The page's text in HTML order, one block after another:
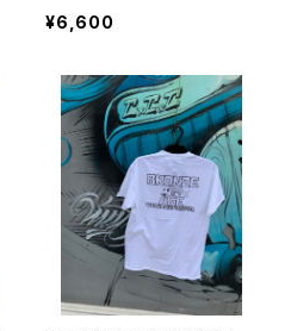
SA ロングスリーブTシャツ
¥6,600